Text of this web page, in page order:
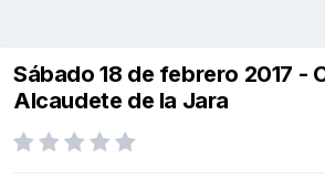
Sábado 18 de febrero 2017 -
Alcaudete de la Jara